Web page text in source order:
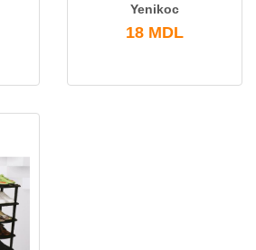
Yenikoc
18 MDL